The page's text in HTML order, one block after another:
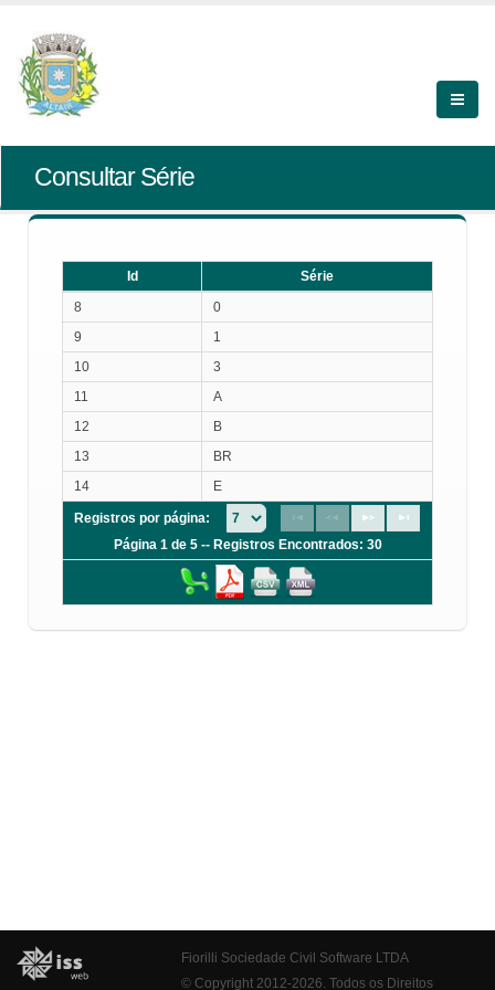
Consultar Série
Id
Série
8
0
9
1
10
3
11
A
12
B
13
BR
14
E
Registros por página:
Página 1 de 5 -- Registros Encontrados: 30
Fiorilli Sociedade Civil Software LTDA
© Copyright 2012-2026. Todos os Direitos